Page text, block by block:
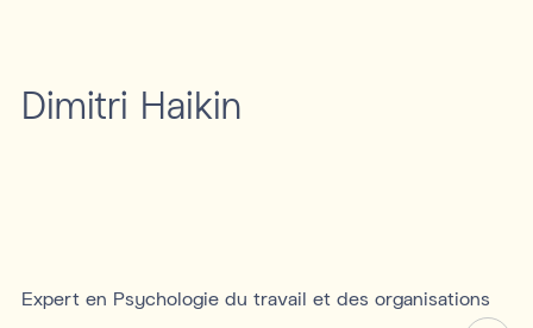
Dimitri Haikin
Expert en Psychologie du travail et des organisations